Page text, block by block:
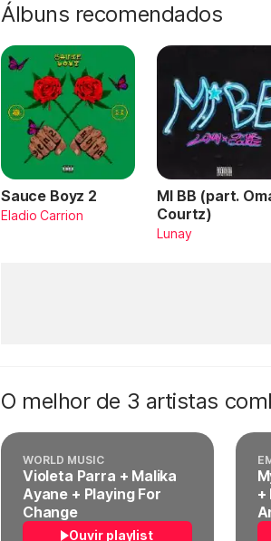
Álbuns recomendados
Sauce Boyz 2
Eladio Carrion
MI BB (part.
Courtz)
Lunay
O melhor de 3 artistas
WORLD MUSIC
Violeta Parra + Malika
Ayane + Playing For
Change
Ouvir playlist
+